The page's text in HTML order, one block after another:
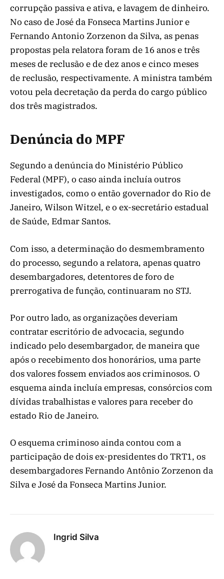
corrupção passiva e ativa, e lavagem de dinheiro.
No caso de José da Fonseca Martins Junior e
Fernando Antonio Zorzenon da Silva, as penas
propostas pela relatora foram de 16 anos e três
meses de reclusão e de dez anos e cinco meses
de reclusão, respectivamente. A ministra também
votou pela decretação da perda do cargo público
dos três magistrados.
Denúncia do MPF
Segundo a denúncia do Ministério Público
Federal (MPF), o caso ainda incluía outros
investigados, como o então governador do Rio de
Janeiro, Wilson Witzel, e o ex-secretário estadual
de Saúde, Edmar Santos.
Com isso, a determinação do desmembramento
do processo, segundo a relatora, apenas quatro
desembargadores, detentores de foro de
prerrogativa de função, continuaram no STJ.
Por outro lado, as organizações deveriam
contratar escritório de advocacia, segundo
indicado pelo desembargador, de maneira que
após o recebimento dos honorários, uma parte
dos valores fossem enviados aos criminosos. O
esquema ainda incluía empresas, consórcios com
dívidas trabalhistas e valores para receber do
estado Rio de Janeiro.
O esquema criminoso ainda contou com a
participação de dois ex-presidentes do TRT1, os
desembargadores Fernando Antônio Zorzenon da
Silva e José da Fonseca Martins Junior.
Ingrid Silva